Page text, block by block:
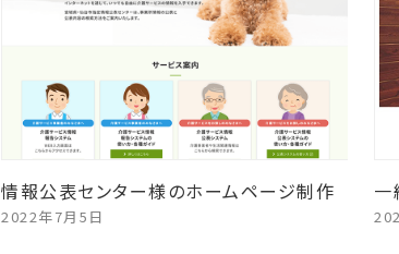
情報公表センター様のホームページ制作
2022年7月5日
一